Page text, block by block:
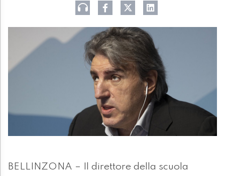
BELLINZONA – Il direttore della scuola